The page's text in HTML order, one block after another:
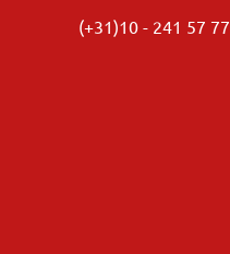
(+31)10 - 241 57 77